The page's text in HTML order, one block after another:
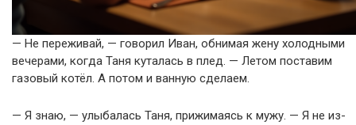
— Не переживай, — говорил Иван, обнимая жену холодными
вечерами, когда Таня куталась в плед. — Летом поставим
газовый котёл. А потом и ванную сделаем.
— Я знаю, — улыбалась Таня, прижимаясь к мужу. — Я не из-